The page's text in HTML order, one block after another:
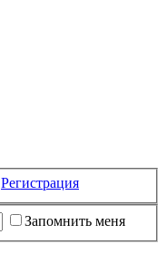
Регистрация
Запомнить меня